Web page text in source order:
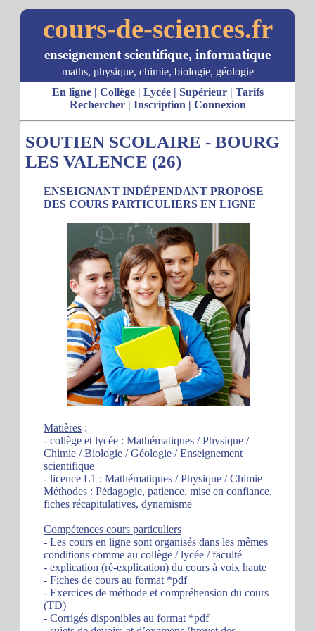
cours-de-sciences.fr
enseignement scientifique, informatique
maths, physique, chimie, biologie, géologie
En ligne| Collège| Lycée| Supérieur| Tarifs
Rechercher| Inscription | Connexion
SOUTIEN SCOLAIRE - BOURG
LES VALENCE (26)
ENSEIGNANT INDÉPENDANT PROPOSE
DES COURS PARTICULIERS EN LIGNE
Matières :
- collège et lycée : Mathématiques / Physique /
Chimie / Biologie / Géologie / Enseignement
scientifique
- licence L1 : Mathématiques / Physique / Chimie
Méthodes : Pédagogie, patience, mise en confiance,
fiches récapitulatives, dynamisme
Compétences cours particuliers
- Les cours en ligne sont organisés dans les mêmes
conditions comme au collège / lycée / faculté
- explication (ré-explication) du cours à voix haute
- Fiches de cours au format *pdf
- Exercices de méthode et compréhension du cours
(TD)
- Corrigés disponibles au format *pdf